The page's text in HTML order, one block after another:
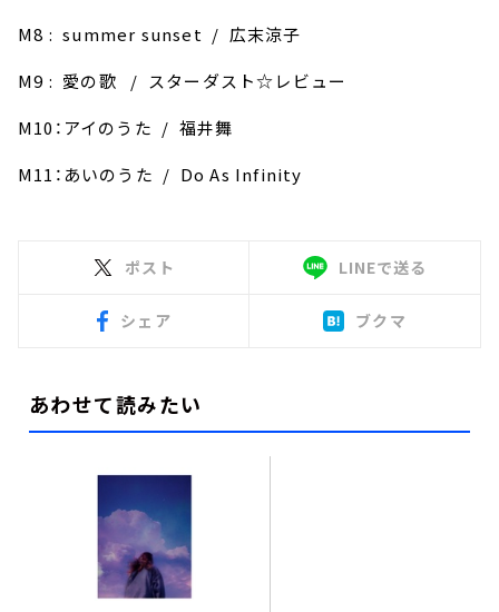
M8 : summer sunset / 広末涼子
M9 : 愛の歌 / スターダスト☆レビュー
M10：アイのうた / 福井舞
M11：あいのうた / Do As Infinity
ポスト LINEで送る
シェア ブクマ
あわせて読みたい